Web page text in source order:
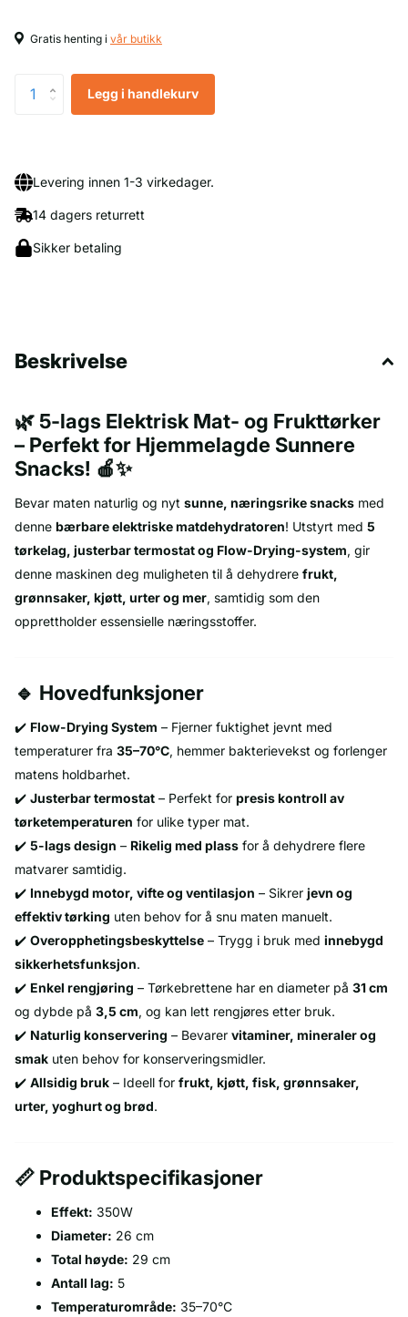
Gratis henting i vår butikk
Legg i handlekurv
Levering innen 1-3 virkedager.
14 dagers returrett
Sikker betaling
Beskrivelse
🌿 5-lags Elektrisk Mat- og Frukttørker
– Perfekt for Hjemmelagde Sunnere
Snacks! 🍎✨
Bevar maten naturlig og nyt sunne, næringsrike snacks med
denne bærbare elektriske matdehydratoren! Utstyrt med 5
tørkelag, justerbar termostat og Flow-Drying-system, gir
denne maskinen deg muligheten til å dehydrere frukt,
grønnsaker, kjøtt, urter og mer, samtidig som den
opprettholder essensielle næringsstoffer.
🔹 Hovedfunksjoner
✔️ Flow-Drying System – Fjerner fuktighet jevnt med
temperaturer fra 35–70°C, hemmer bakterievekst og forlenger
matens holdbarhet.
✔️ Justerbar termostat – Perfekt for presis kontroll av
tørketemperaturen for ulike typer mat.
✔️ 5-lags design – Rikelig med plass for å dehydrere flere
matvarer samtidig.
✔️ Innebygd motor, vifte og ventilasjon – Sikrer jevn og
effektiv tørking uten behov for å snu maten manuelt.
✔️ Overopphetingsbeskyttelse – Trygg i bruk med innebygd
sikkerhetsfunksjon.
✔️ Enkel rengjøring – Tørkebrettene har en diameter på 31 cm
og dybde på 3,5 cm, og kan lett rengjøres etter bruk.
✔️ Naturlig konservering – Bevarer vitaminer, mineraler og
smak uten behov for konserveringsmidler.
✔️ Allsidig bruk – Ideell for frukt, kjøtt, fisk, grønnsaker,
urter, yoghurt og brød.
📏 Produktspecifikasjoner
Effekt: 350W
Diameter: 26 cm
Total høyde: 29 cm
Antall lag: 5
Temperaturområde: 35–70°C